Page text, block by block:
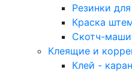
Резинки
Краска
Скотч-
Клеящие и
Клей -